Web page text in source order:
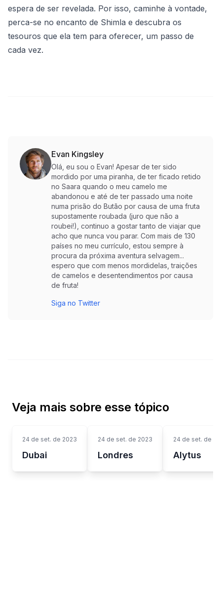
espera de ser revelada. Por isso, caminhe à vontade,
perca-se no encanto de Shimla e descubra os
tesouros que ela tem para oferecer, um passo de
cada vez.
Evan Kingsley
Olá, eu sou o Evan! Apesar de ter sido
mordido por uma piranha, de ter ficado retido
no Saara quando o meu camelo me
abandonou e até de ter passado uma noite
numa prisão do Butão por causa de uma fruta
supostamente roubada (juro que não a
roubei!), continuo a gostar tanto de viajar que
acho que nunca vou parar. Com mais de 130
países no meu currículo, estou sempre à
procura da próxima aventura selvagem...
espero que com menos mordidelas, traições
de camelos e desentendimentos por causa
de fruta!
Siga no Twitter
Veja mais sobre esse tópico
24 de set. de 2023
Dubai
24 de set. de 2023
Londres
24 de set. de
Alytus